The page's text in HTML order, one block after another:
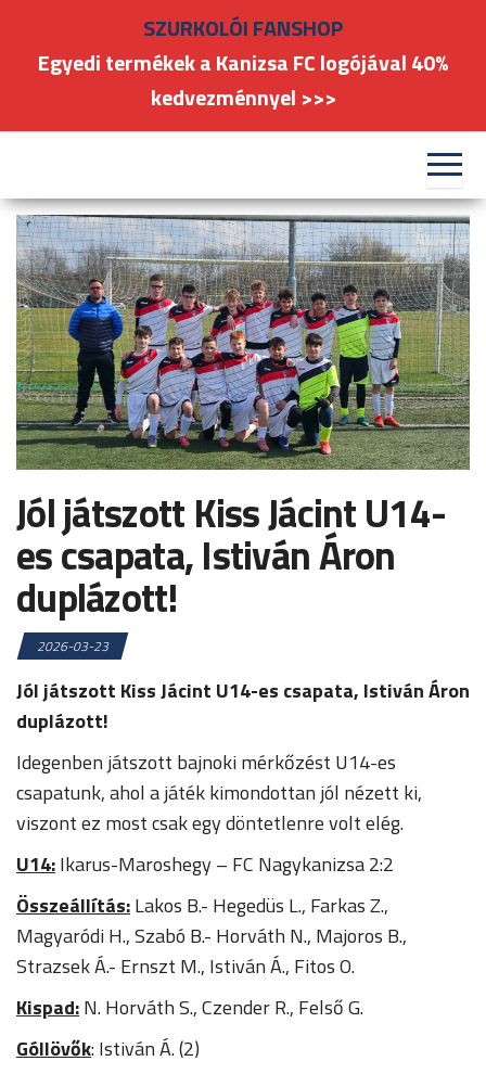
FC
#kanizsafoci
Jól játszott Kiss Jácint U14-
es csapata, Istiván Áron
duplázott!
2026-03-23
Jól játszott Kiss Jácint U14-es csapata, Istiván Áron
duplázott!
Idegenben játszott bajnoki mérkőzést U14-es
csapatunk, ahol a játék kimondottan jól nézett ki,
viszont ez most csak egy döntetlenre volt elég.
U14:Ikarus-Maroshegy – FC Nagykanizsa 2:2
Összeállítás:Lakos B.- Hegedüs L., Farkas Z.,
Magyaródi H., Szabó B.- Horváth N., Majoros B.,
Strazsek Á.- Ernszt M., Istiván Á., Fitos O.
Kispad:N. Horváth S., Czender R., Felső G.
Góllövők: Istiván Á. (2)
SZURKOLÓI FANSHOP
Egyedi termékek a Kanizsa FC logójával 40%
kedvezménnyel >>>